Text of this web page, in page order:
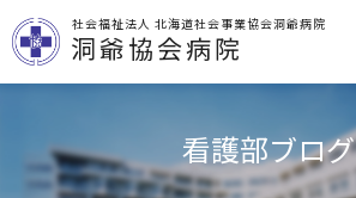
社会福祉法人 北海道社会事業協会洞爺病院
洞爺協会病院
看護部ブログ